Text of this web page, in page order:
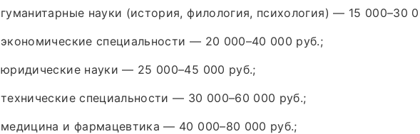
гуманитарные науки (история, филология, психология) — 15 000–30
экономические специальности — 20 000–40 000 руб.;
юридические науки — 25 000–45 000 руб.;
технические специальности — 30 000–60 000 руб.;
медицина и фармацевтика — 40 000–80 000 руб.;